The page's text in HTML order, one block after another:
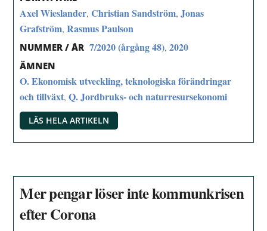
Axel Wieslander,Christian Sandström,Jonas
Grafström,Rasmus Paulson
NUMMER / ÅR 7/2020 (årgång 48),2020
ÄMNEN
O. Ekonomisk utveckling, teknologiska förändringar
och tillväxt,Q. Jordbruks- och naturresursekonomi
LÄS HELA ARTIKELN
Mer pengar löser inte kommunkrisen
efter Corona